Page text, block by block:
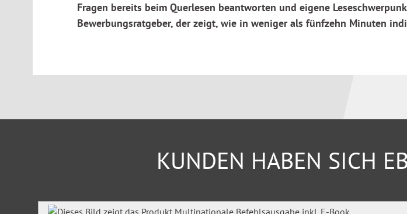
Fragen bereits beim Querlesen beantworten und eigene
Bewerbungsratgeber, der zeigt, wie in weniger als fünfzehn Minuten
KUNDEN HABEN SICH
Produktgalerie überspringen